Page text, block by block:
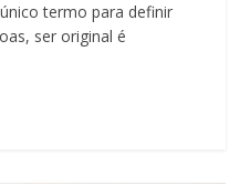
termo para definir
ser original é